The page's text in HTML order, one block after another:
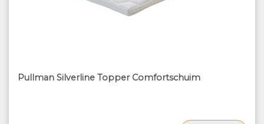
Pullman Silverline Topper Comfortschuim